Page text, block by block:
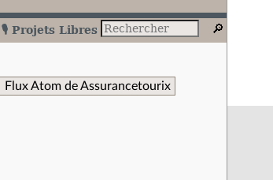
🎙️ Projets Libres
Flux Atom de Assurancetourix